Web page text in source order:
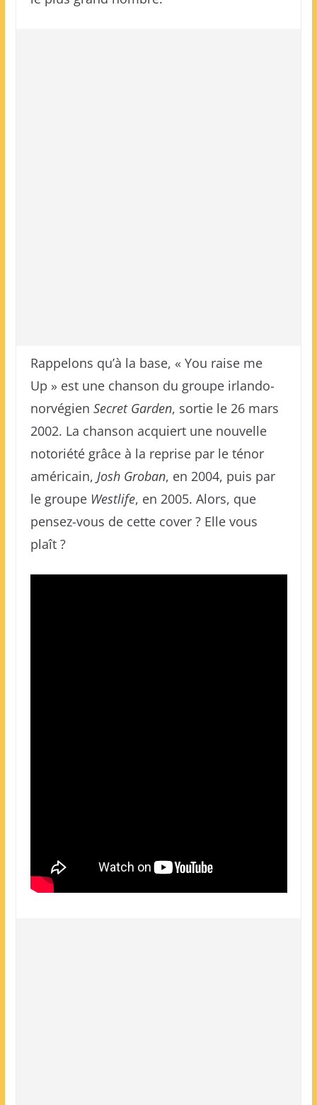
Rappelons qu’à la base, « You raise me
Up » est une chanson du groupe irlando-
norvégien Secret Garden, sortie le 26 mars
2002. La chanson acquiert une nouvelle
notoriété grâce à la reprise par le ténor
américain, Josh Groban, en 2004, puis par
le groupe Westlife, en 2005. Alors, que
pensez-vous de cette cover ? Elle vous
plaît ?